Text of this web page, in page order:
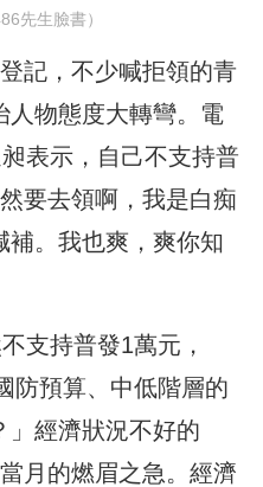
先生臉書）
記，不少喊拒領的青
人物態度大轉彎。電
表示，自己不支持普
要去領啊，我是白痴
補。我也爽，爽你知
支持普發1萬元，
防預算、中低階層的
」經濟狀況不好的
月的燃眉之急。經濟